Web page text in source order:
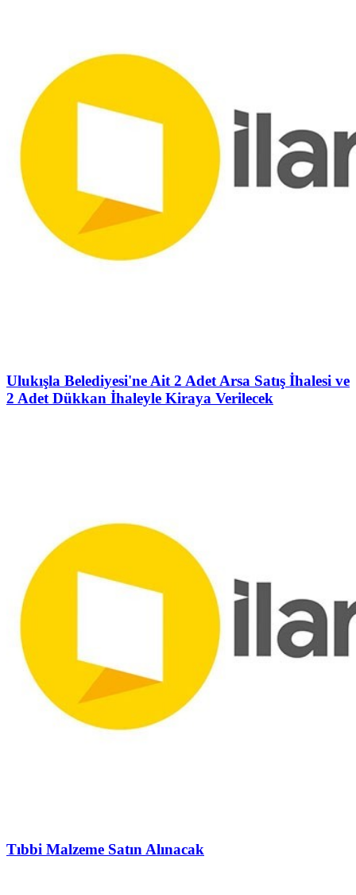
Ulukışla Belediyesi'ne Ait 2 Adet Arsa Satış İhalesi ve
2 Adet Dükkan İhaleyle Kiraya Verilecek
Tıbbi Malzeme Satın Alınacak